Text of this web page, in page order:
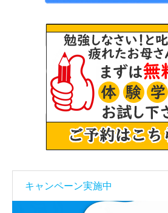
キャンペーン実施中